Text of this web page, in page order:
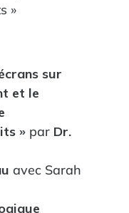
»
sur
et le
» par Dr.
avec Sarah